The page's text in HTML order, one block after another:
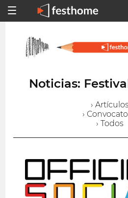
Noticias:
› Artículos
›
› Todos